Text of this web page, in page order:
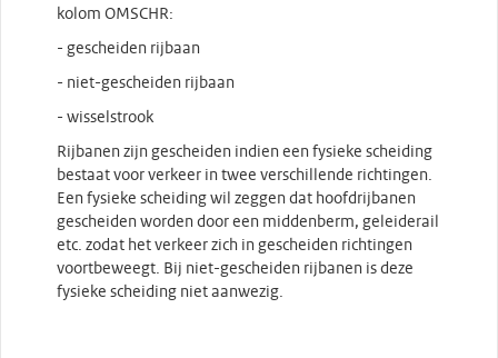
kolom OMSCHR:
- gescheiden rijbaan
- niet-gescheiden rijbaan
- wisselstrook
Rijbanen zijn gescheiden indien een fysieke scheiding
bestaat voor verkeer in twee verschillende richtingen.
Een fysieke scheiding wil zeggen dat hoofdrijbanen
gescheiden worden door een middenberm, geleiderail
etc. zodat het verkeer zich in gescheiden richtingen
voortbeweegt. Bij niet-gescheiden rijbanen is deze
fysieke scheiding niet aanwezig.